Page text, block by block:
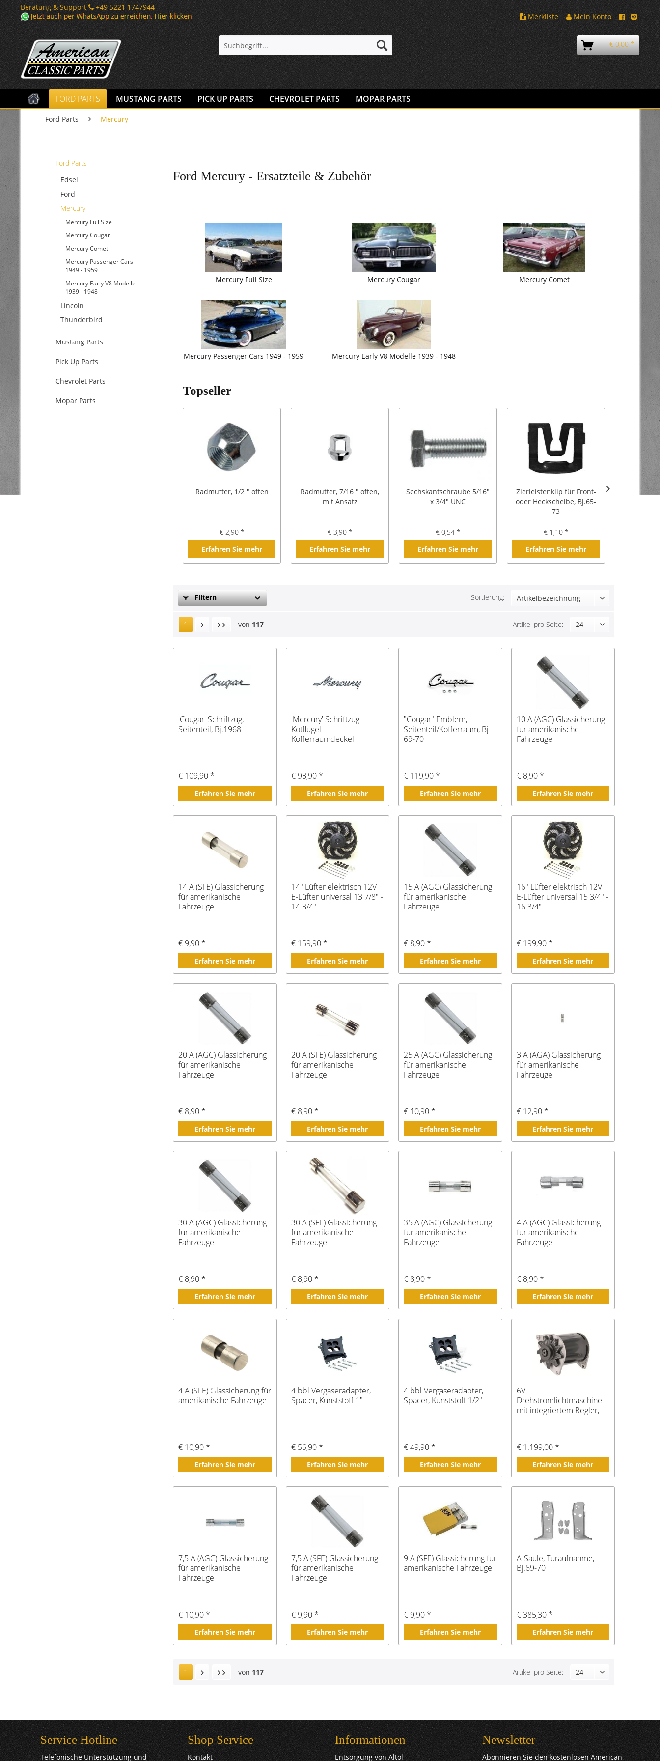
Beratung & Support
+49 5221 1747944
Merkliste
Mein Konto
€ 0,00 *
FORD PARTS MUSTANG PARTS PICK UP PARTS CHEVROLET PARTS MOPAR PARTS
Ford Parts Mercury
Ford Parts
Edsel
Ford
Mercury
Mercury Full Size
Mercury Cougar
Mercury Comet
Mercury Passenger Cars
1949 - 1959
Mercury Early V8 Modelle
1939 - 1948
Lincoln
Thunderbird
Mustang Parts
Pick Up Parts
Chevrolet Parts
Mopar Parts
Ford Mercury - Ersatzteile & Zubehör
Mercury Full Size Mercury Cougar Mercury Comet
Mercury Passenger Cars 1949 - 1959 Mercury Early V8 Modelle 1939 - 1948
Topseller
Radmutter, 1/2 " offen
€ 2,90 *
Erfahren Sie mehr
Radmutter, 7/16 " offen,
mit Ansatz
€ 3,90 *
Erfahren Sie mehr
Sechskantschraube 5/16"
x 3/4" UNC
€ 0,54 *
Erfahren Sie mehr
Zierleistenklip für Front-
oder Heckscheibe, Bj.65-
73
€ 1,10 *
Erfahren Sie mehr
Filtern Sortierung:
1 von 117 Artikel pro Seite:
'Cougar' Schriftzug,
Seitenteil, Bj.1968
€ 109,90 *
Erfahren Sie mehr
'Mercury' Schriftzug
Kotflügel
Kofferraumdeckel
€ 98,90 *
Erfahren Sie mehr
"Cougar" Emblem,
Seitenteil/Kofferraum, Bj
69-70
€ 119,90 *
Erfahren Sie mehr
10 A (AGC) Glassicherung
für amerikanische
Fahrzeuge
€ 8,90 *
Erfahren Sie mehr
14 A (SFE) Glassicherung
für amerikanische
Fahrzeuge
€ 9,90 *
Erfahren Sie mehr
14" Lüfter elektrisch 12V
E-Lüfter universal 13 7/8" -
14 3/4"
€ 159,90 *
Erfahren Sie mehr
15 A (AGC) Glassicherung
für amerikanische
Fahrzeuge
€ 8,90 *
Erfahren Sie mehr
16" Lüfter elektrisch 12V
E-Lüfter universal 15 3/4" -
16 3/4"
€ 199,90 *
Erfahren Sie mehr
20 A (AGC) Glassicherung
für amerikanische
Fahrzeuge
€ 8,90 *
Erfahren Sie mehr
20 A (SFE) Glassicherung
für amerikanische
Fahrzeuge
€ 8,90 *
Erfahren Sie mehr
25 A (AGC) Glassicherung
für amerikanische
Fahrzeuge
€ 10,90 *
Erfahren Sie mehr
3 A (AGA) Glassicherung
für amerikanische
Fahrzeuge
€ 12,90 *
Erfahren Sie mehr
30 A (AGC) Glassicherung
für amerikanische
Fahrzeuge
€ 8,90 *
Erfahren Sie mehr
30 A (SFE) Glassicherung
für amerikanische
Fahrzeuge
€ 8,90 *
Erfahren Sie mehr
35 A (AGC) Glassicherung
für amerikanische
Fahrzeuge
€ 8,90 *
Erfahren Sie mehr
4 A (AGC) Glassicherung
für amerikanische
Fahrzeuge
€ 8,90 *
Erfahren Sie mehr
4 A (SFE) Glassicherung für
amerikanische Fahrzeuge
€ 10,90 *
Erfahren Sie mehr
4 bbl Vergaseradapter,
Spacer, Kunststoff 1"
€ 56,90 *
Erfahren Sie mehr
4 bbl Vergaseradapter,
Spacer, Kunststoff 1/2"
€ 49,90 *
Erfahren Sie mehr
6V
Drehstromlichtmaschine
mit integriertem Regler,
€ 1.199,00 *
Erfahren Sie mehr
7,5 A (AGC) Glassicherung
für amerikanische
Fahrzeuge
€ 10,90 *
Erfahren Sie mehr
7,5 A (SFE) Glassicherung
für amerikanische
Fahrzeuge
€ 9,90 *
Erfahren Sie mehr
9 A (SFE) Glassicherung für
amerikanische Fahrzeuge
€ 9,90 *
Erfahren Sie mehr
A-Säule, Türaufnahme,
Bj.69-70
€ 385,30 *
Erfahren Sie mehr
1 von 117 Artikel pro Seite:
Service Hotline
Telefonische Unterstützung und
Shop Service
Kontakt
Informationen
Entsorgung von Altöl
Newsletter
Abonnieren Sie den kostenlosen American-